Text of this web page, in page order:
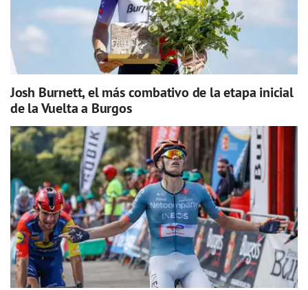
Josh Burnett, el más combativo de la etapa inicial
de la Vuelta a Burgos